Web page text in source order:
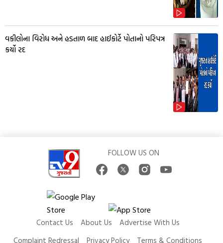
વકીલોના વિરોધ અને હડતાળ બાદ હાઈકોર્ટે પોતાનો પરિપત્ર
કર્યો રદ
FOLLOW US ON
Contact Us About Us
Advertise With Us
Complaint Redressal
Privacy Policy Terms & Conditions